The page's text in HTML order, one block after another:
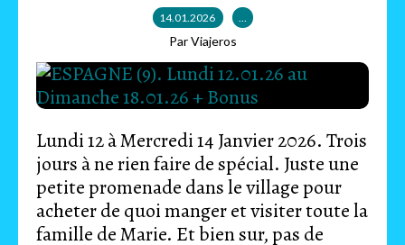
14.01.2026 …
Par Viajeros
Lundi 12 à Mercredi 14 Janvier 2026. Trois
jours à ne rien faire de spécial. Juste une
petite promenade dans le village pour
acheter de quoi manger et visiter toute la
famille de Marie. Et bien sur, pas de